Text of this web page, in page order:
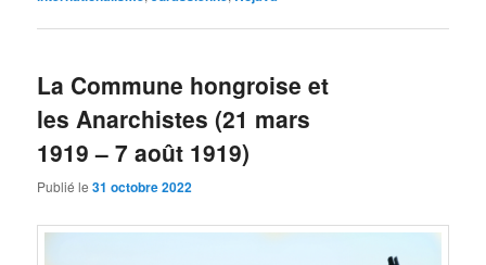
La Commune hongroise et
les Anarchistes (21 mars
1919 – 7 août 1919)
Publié le31 octobre 2022